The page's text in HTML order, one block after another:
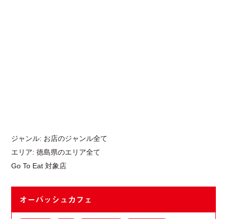
ジャンル: お店のジャンル全て
エリア: 徳島県のエリア全て
Go To Eat 対象店
オーバッシュカフェ